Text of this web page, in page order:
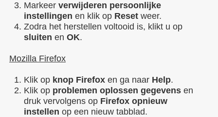
Markeer verwijderen persoonlijke
instellingen en klik op Reset weer.
Zodra het herstellen voltooid is, klikt u op
sluiten en OK.
Mozilla Firefox
Klik op knop Firefox en ga naar Help.
Klik op problemen oplossen gegevens en
druk vervolgens op Firefox opnieuw
instellen op een nieuw tabblad.